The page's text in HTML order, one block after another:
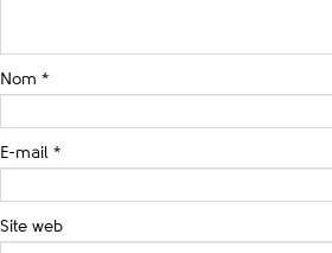
Nom *
E-mail *
Site web